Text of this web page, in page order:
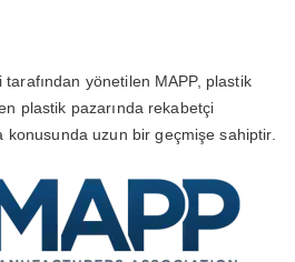
yönetilen MAPP, plastik
plastik pazarında rekabetçi
konusunda uzun bir geçmişe sahiptir.